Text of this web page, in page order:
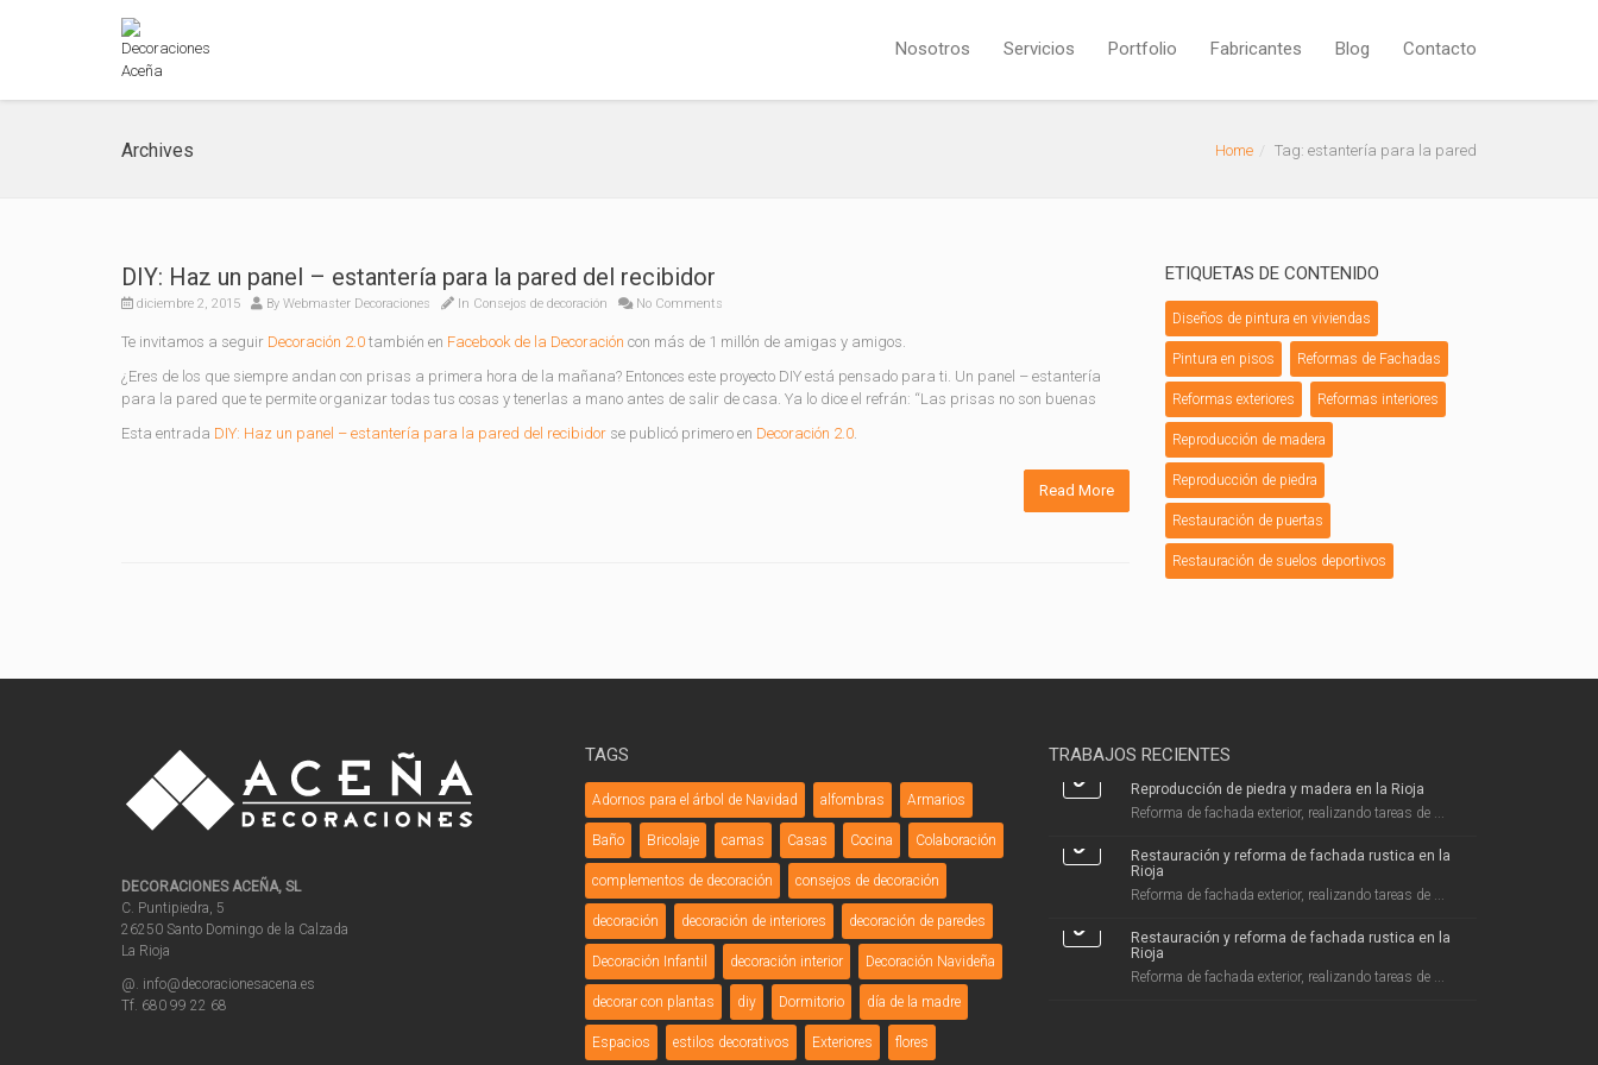
Nosotros Servicios Portfolio Fabricantes Blog Contacto
Archives Home Tag: estantería para la pared
DIY: Haz un panel – estantería para la pared del recibidor
diciembre 2, 2015 By Webmaster Decoraciones In Consejos de decoración No Comments
Te invitamos a seguir Decoración 2.0 también en Facebook de la Decoración con más de 1 millón de amigas y amigos.
¿Eres de los que siempre andan con prisas a primera hora de la mañana? Entonces este proyecto DIY está pensado para ti. Un panel – estantería
para la pared que te permite organizar todas tus cosas y tenerlas a mano antes de salir de casa. Ya lo dice el refrán: “Las prisas no son buenas
Esta entrada DIY: Haz un panel – estantería para la pared del recibidor se publicó primero en Decoración 2.0.
Read More
ETIQUETAS DE CONTENIDO
Diseños de pintura en viviendas
Pintura en pisos Reformas de Fachadas
Reformas exteriores Reformas interiores
Reproducción de madera
Reproducción de piedra
Restauración de puertas
Restauración de suelos deportivos
DECORACIONES ACEÑA, SL
C. Puntipiedra, 5
26250 Santo Domingo de la Calzada
La Rioja
@. info@decoracionesacena.es
Tf. 680 99 22 68
TAGS
Adornos para el árbol de Navidad alfombras Armarios
Baño Bricolaje camas Casas Cocina Colaboración
complementos de decoración consejos de decoración
decoración decoración de interiores decoración de paredes
Decoración Infantil decoración interior Decoración Navideña
decorar con plantas diy Dormitorio día de la madre
Espacios estilos decorativos Exteriores flores
TRABAJOS RECIENTES
Reproducción de piedra y madera en la Rioja
Reforma de fachada exterior, realizando tareas de ...
Restauración y reforma de fachada rustica en la
Rioja
Reforma de fachada exterior, realizando tareas de ...
Restauración y reforma de fachada rustica en la
Rioja
Reforma de fachada exterior, realizando tareas de ...